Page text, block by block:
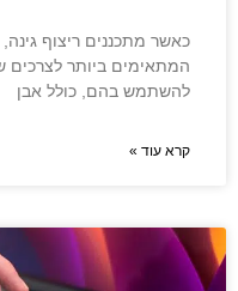
כאשר מתכננים ריצוף
המתאימים ביותר לצרכים
להשתמש בהם, כולל אבן
קרא עוד »